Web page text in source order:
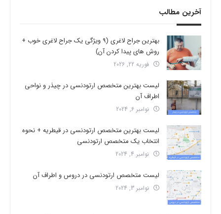
آخرین مطالب
بهترین جراح لاغری (9 ویژگی یک جراح لاغری خوب +
روش های پیدا کردن آن)
فوریه 22, 2026
لیست بهترین متخصص ارتودنسی در چیذر و نواحی
اطراف آن
نوامبر 6, 2024
لیست بهترین متخصص ارتودنسی در قیطریه + نحوه
انتخاب یک متخصص ارتودنسی
نوامبر 4, 2024
لیست متخصص ارتودنسی در دروس و اطراف آن
نوامبر 3, 2024